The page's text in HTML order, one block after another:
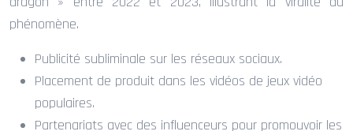
phénomène.
Publicité subliminale sur les réseaux sociaux.
Placement de produit dans les vidéos de jeux vidéo
populaires.
Partenariats avec des influenceurs pour promouvoir les